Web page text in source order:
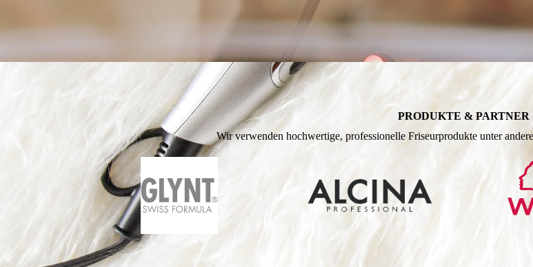
PRODUKTE & PARTNER
Wir verwenden hochwertige, professionelle Friseurprodukte unter